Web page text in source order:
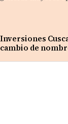
Inversiones
cambio de